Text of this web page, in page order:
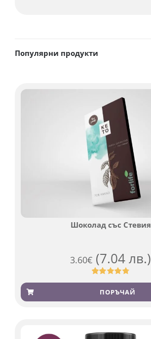
Популярни продукти
Шоколад със Стевия
3.60€ (7.04 лв.)
Оценен
4.79 от 5,
базирано
185
ПОРЪЧАЙ